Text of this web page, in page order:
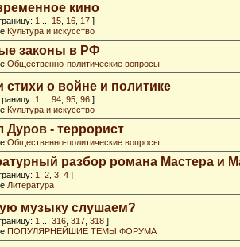
кино
1 15 16 17 ]
Культура и искусство
законы в РФ
Общественно-политические вопросы
стихи о войне и политике
1 94 95 96 ]
Культура и искусство
Дуров - террорист
Общественно-политические вопросы
разбор романа Мастера и
1 2 3 4 ]
Литература
музыку слушаем?
1 316 317 318 ]
ПОПУЛЯРНЕЙШИЕ ТЕМЫ ФОРУМА